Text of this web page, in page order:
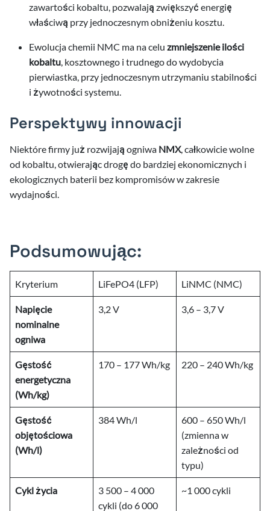
zawartości kobaltu, pozwalają zwiększyć energię
właściwą przy jednoczesnym obniżeniu kosztu.
Ewolucja chemii NMC ma na celu zmniejszenie ilości
kobaltu, kosztownego i trudnego do wydobycia
pierwiastka, przy jednoczesnym utrzymaniu stabilności
i żywotności systemu.
Perspektywy innowacji
Niektóre firmy już rozwijają ogniwa NMX, całkowicie wolne
od kobaltu, otwierając drogę do bardziej ekonomicznych i
ekologicznych baterii bez kompromisów w zakresie
wydajności.
Podsumowując:
Kryterium LiFePO4 (LFP) LiNMC (NMC)
Napięcie
nominalne
ogniwa
3,2 V 3,6 – 3,7 V
Gęstość
energetyczna
(Wh/kg)
170 – 177 Wh/kg 220 – 240 Wh/kg
Gęstość
objętościowa
(Wh/l)
384 Wh/l
600 – 650 Wh/l
(zmienna w
zależności od
typu)
Cykl życia
3 500 – 4 000
cykli (do 6 000
~1 000 cykli